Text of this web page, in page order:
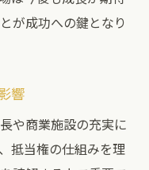
が成功への鍵となり
響
や商業施設の充実に
抵当権の仕組みを理